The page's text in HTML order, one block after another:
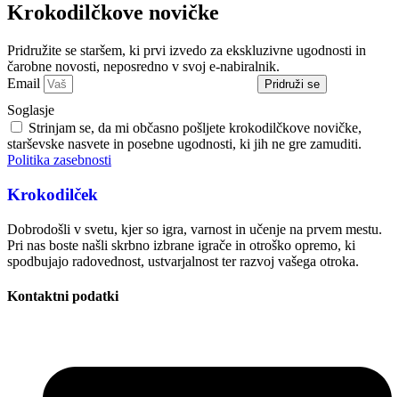
Krokodilčkove novičke
Pridružite se staršem, ki prvi izvedo za ekskluzivne ugodnosti in
čarobne novosti, neposredno v svoj e-nabiralnik.
Soglasje
Strinjam se, da mi občasno pošljete krokodilčkove novičke,
starševske nasvete in posebne ugodnosti, ki jih ne gre zamuditi.
Politika zasebnosti
Email Pridruži se
Krokodilček
Dobrodošli v svetu, kjer so igra, varnost in učenje na prvem mestu.
Pri nas boste našli skrbno izbrane igrače in otroško opremo, ki
spodbujajo radovednost, ustvarjalnost ter razvoj vašega otroka.
Kontaktni podatki